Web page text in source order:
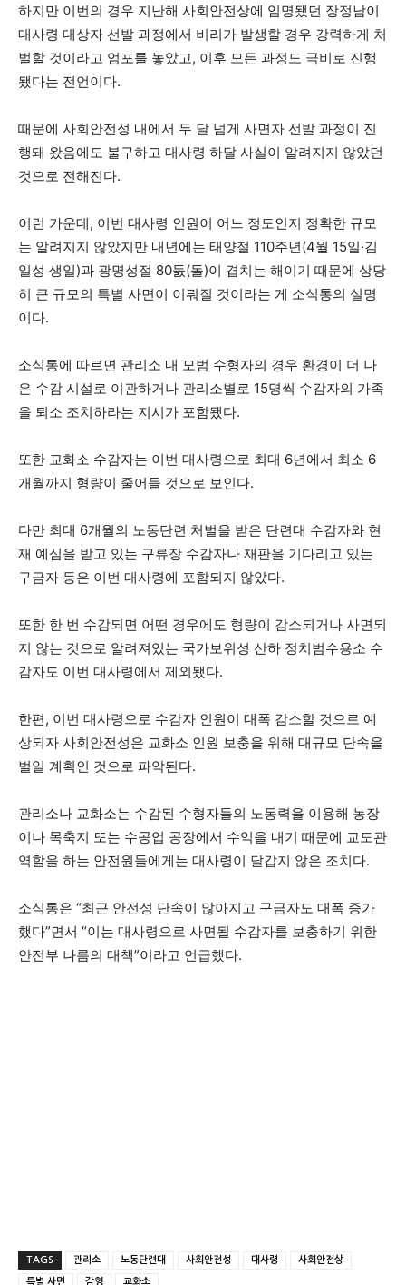
하지만 이번의 경우 지난해 사회안전상에 임명됐던 장정남이
대사령 대상자 선발 과정에서 비리가 발생할 경우 강력하게 처
벌할 것이라고 엄포를 놓았고, 이후 모든 과정도 극비로 진행
됐다는 전언이다.
때문에 사회안전성 내에서 두 달 넘게 사면자 선발 과정이 진
행돼 왔음에도 불구하고 대사령 하달 사실이 알려지지 않았던
것으로 전해진다.
이런 가운데, 이번 대사령 인원이 어느 정도인지 정확한 규모
는 알려지지 않았지만 내년에는 태양절 110주년(4월 15일·김
일성 생일)과 광명성절 80돐(돌)이 겹치는 해이기 때문에 상당
히 큰 규모의 특별 사면이 이뤄질 것이라는 게 소식통의 설명
이다.
소식통에 따르면 관리소 내 모범 수형자의 경우 환경이 더 나
은 수감 시설로 이관하거나 관리소별로 15명씩 수감자의 가족
을 퇴소 조치하라는 지시가 포함됐다.
또한 교화소 수감자는 이번 대사령으로 최대 6년에서 최소 6
개월까지 형량이 줄어들 것으로 보인다.
다만 최대 6개월의 노동단련 처벌을 받은 단련대 수감자와 현
재 예심을 받고 있는 구류장 수감자나 재판을 기다리고 있는
구금자 등은 이번 대사령에 포함되지 않았다.
또한 한 번 수감되면 어떤 경우에도 형량이 감소되거나 사면되
지 않는 것으로 알려져있는 국가보위성 산하 정치범수용소 수
감자도 이번 대사령에서 제외됐다.
한편, 이번 대사령으로 수감자 인원이 대폭 감소할 것으로 예
상되자 사회안전성은 교화소 인원 보충을 위해 대규모 단속을
벌일 계획인 것으로 파악된다.
관리소나 교화소는 수감된 수형자들의 노동력을 이용해 농장
이나 목축지 또는 수공업 공장에서 수익을 내기 때문에 교도관
역할을 하는 안전원들에게는 대사령이 달갑지 않은 조치다.
소식통은 “최근 안전성 단속이 많아지고 구금자도 대폭 증가
했다”면서 “이는 대사령으로 사면될 수감자를 보충하기 위한
안전부 나름의 대책”이라고 언급했다.
TAGS 관리소 노동단련대 사회안전성 대사령 사회안전상
특별 사면 감형 교화소